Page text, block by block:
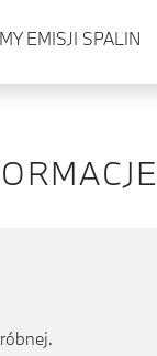
EMISJI SPALIN